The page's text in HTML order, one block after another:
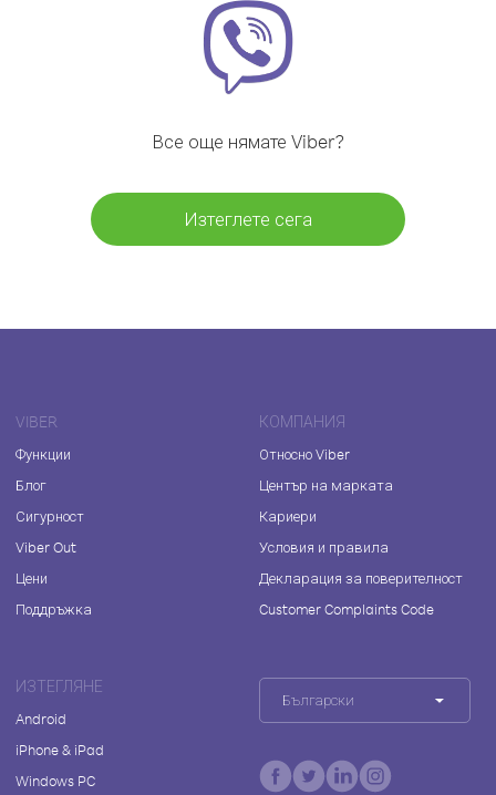
Все още нямате Viber?
Изтеглете сега
VIBER
Функции
Блог
Сигурност
Viber Out
Цени
Поддръжка
КОМПАНИЯ
Относно Viber
Център на марката
Кариери
Условия и правила
Декларация за поверителност
Customer Complaints Code
ИЗТЕГЛЯНЕ
Android
iPhone & iPad
Windows PC
Български